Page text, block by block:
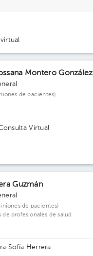
Montero González
de pacientes)
Virtual
Guzmán
de pacientes)
de profesionales de salud
Sofía Herrera